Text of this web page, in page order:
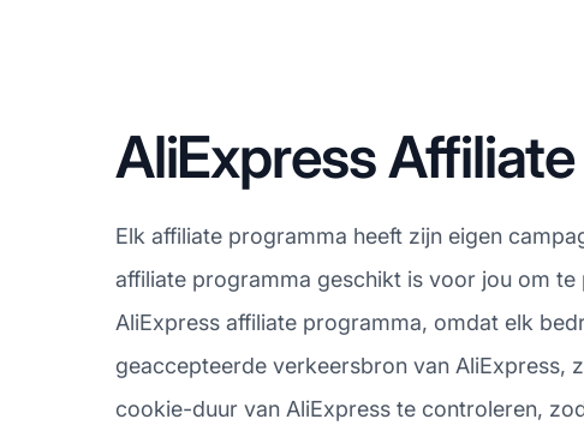
AliExpress
Elk affiliate programma heeft zijn eigen
affiliate programma geschikt is voor jou om
AliExpress affiliate programma, omdat elk
geaccepteerde verkeersbron van AliExpress,
cookie-duur van AliExpress te controleren,